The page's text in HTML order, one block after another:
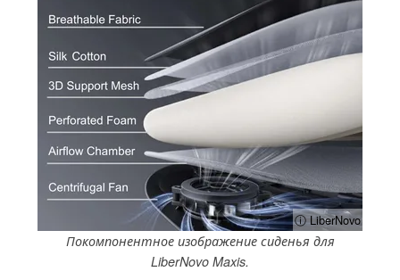
ⓘ LiberNovo
Покомпонентное изображение сиденья для
LiberNovo Maxis.